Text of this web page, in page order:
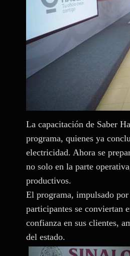
La capacitación de Saber
programa, quienes ya
electricidad. Ahora se
no solo en la parte
productivos.
El programa, impulsado
participantes se conviertan
confianza en sus clientes,
del estado.